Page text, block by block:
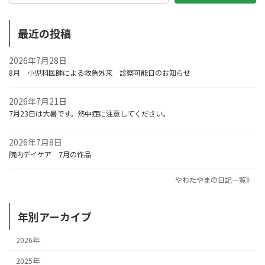
最近の投稿
2026年7月28日
8月 小児科医師による救急外来 診察可能日のお知らせ
2026年7月21日
7月23日は大暑です。熱中症に注意してください。
2026年7月8日
院内デイケア 7月の作品
やわたやまの日記一覧》
年別アーカイブ
2026年
2025年